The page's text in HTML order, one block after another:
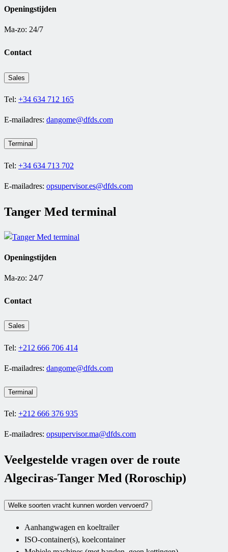
Openingstijden
Ma-zo: 24/7
Contact
Sales
Tel: +34 634 712 165
E-mailadres: dangome@dfds.com
Terminal
Tel: +34 634 713 702
E-mailadres: opsupervisor.es@dfds.com
Tanger Med terminal
Openingstijden
Ma-zo: 24/7
Contact
Sales
Tel: +212 666 706 414
E-mailadres: dangome@dfds.com
Terminal
Tel: +212 666 376 935
E-mailadres: opsupervisor.ma@dfds.com
Veelgestelde vragen over de route
Algeciras-Tanger Med (Roroschip)
Welke soorten vracht kunnen worden vervoerd?
Aanhangwagen en koeltrailer
ISO-container(s), koelcontainer